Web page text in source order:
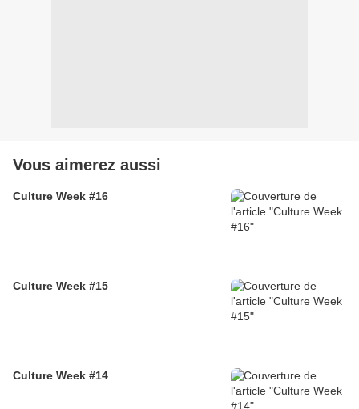
Vous aimerez aussi
Culture Week #16
Culture Week #15
Culture Week #14